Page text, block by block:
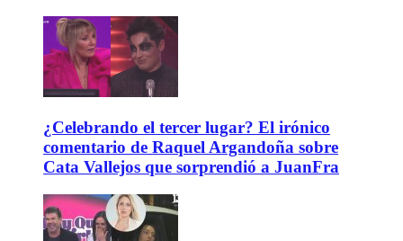
¿Celebrando el tercer lugar? El irónico
comentario de Raquel Argandoña sobre
Cata Vallejos que sorprendió a JuanFra